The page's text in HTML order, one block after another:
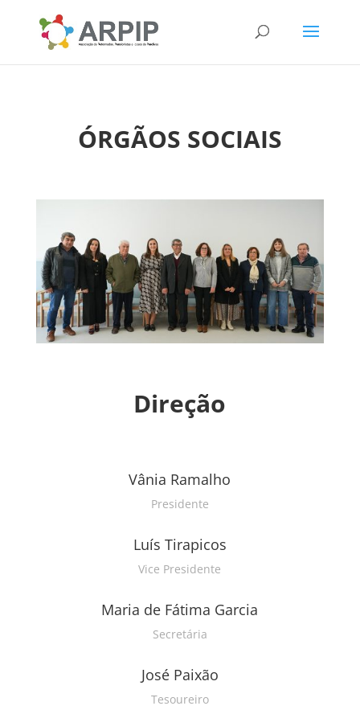
ÓRGÃOS SOCIAIS
Direção
Vânia Ramalho
Presidente
Luís Tirapicos
Vice Presidente
Maria de Fátima Garcia
Secretária
José Paixão
Tesoureiro